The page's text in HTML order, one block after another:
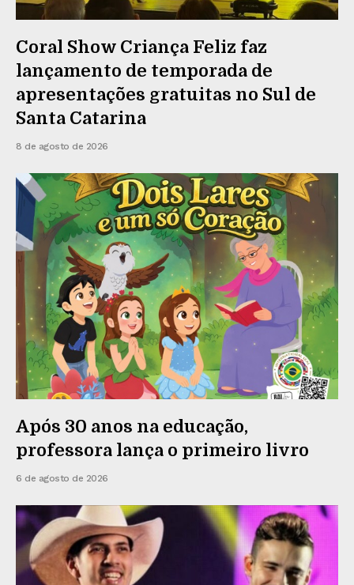
Coral Show Criança Feliz faz
lançamento de temporada de
apresentações gratuitas no Sul de
Santa Catarina
8 de agosto de 2026
Após 30 anos na educação,
professora lança o primeiro livro
6 de agosto de 2026